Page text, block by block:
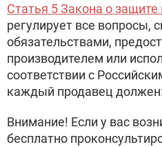
Статья 5 Закона о защите
регулирует все вопросы,
обязательствами,
производителем или
соответствии с
каждый продавец должен:
Внимание! Если у вас
бесплатно